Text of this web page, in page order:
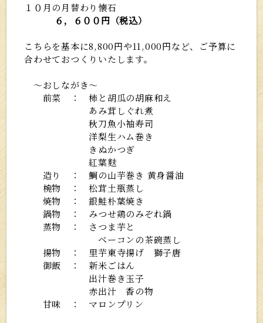
１０月の月替わり懐石
６，６００円（税込）
こちらを基本に8,800円や11,000円など、ご予算に
合わせておつくりいたします。
～おしながき～
前菜 ： 柿と胡瓜の胡麻和え
あみ茸しぐれ煮
秋刀魚小袖寿司
洋梨生ハム巻き
きぬかつぎ
紅葉麩
造り ： 鯛の山芋巻き 黄身醤油
椀物 ： 松茸土瓶蒸し
焼物 ： 銀鮭朴葉焼き
鍋物 ： みつせ鶏のみぞれ鍋
蒸物 ： さつま芋と
ベーコンの茶碗蒸し
揚物 ： 里芋東寺揚げ 獅子唐
御飯 ： 新米ごはん
出汁巻き玉子
赤出汁 香の物
甘味 ： マロンプリン